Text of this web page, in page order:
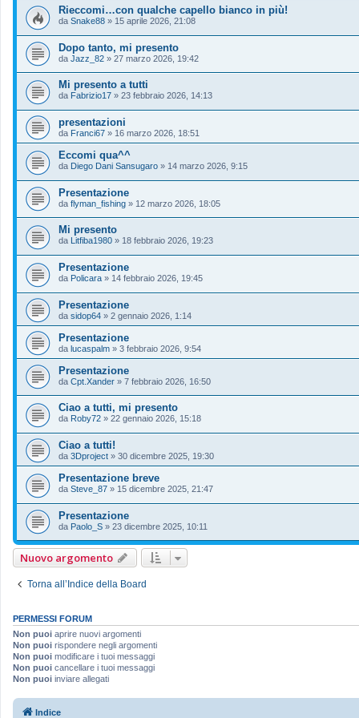
Rieccomi…con qualche capello bianco in più!
da Snake88 » 15 aprile 2026, 21:08
Dopo tanto, mi presento
da Jazz_82 » 27 marzo 2026, 19:42
Mi presento a tutti
da Fabrizio17 » 23 febbraio 2026, 14:13
presentazioni
da Franci67 » 16 marzo 2026, 18:51
Eccomi qua^^
da Diego Dani Sansugaro » 14 marzo 2026, 9:15
Presentazione
da flyman_fishing » 12 marzo 2026, 18:05
Mi presento
da Litfiba1980 » 18 febbraio 2026, 19:23
Presentazione
da Policara » 14 febbraio 2026, 19:45
Presentazione
da sidop64 » 2 gennaio 2026, 1:14
Presentazione
da lucaspalm » 3 febbraio 2026, 9:54
Presentazione
da Cpt.Xander » 7 febbraio 2026, 16:50
Ciao a tutti, mi presento
da Roby72 » 22 gennaio 2026, 15:18
Ciao a tutti!
da 3Dproject » 30 dicembre 2025, 19:30
Presentazione breve
da Steve_87 » 15 dicembre 2025, 21:47
Presentazione
da Paolo_S » 23 dicembre 2025, 10:11
Nuovo argomento
Torna all’Indice della Board
PERMESSI FORUM
Non puoi aprire nuovi argomenti
Non puoi rispondere negli argomenti
Non puoi modificare i tuoi messaggi
Non puoi cancellare i tuoi messaggi
Non puoi inviare allegati
Indice